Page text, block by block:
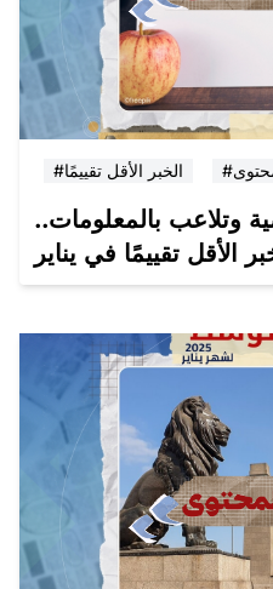
#الخبر الأقل تقييمًا
وتلاعب بالمعلومات..
الأقل تقييمًا في يناير